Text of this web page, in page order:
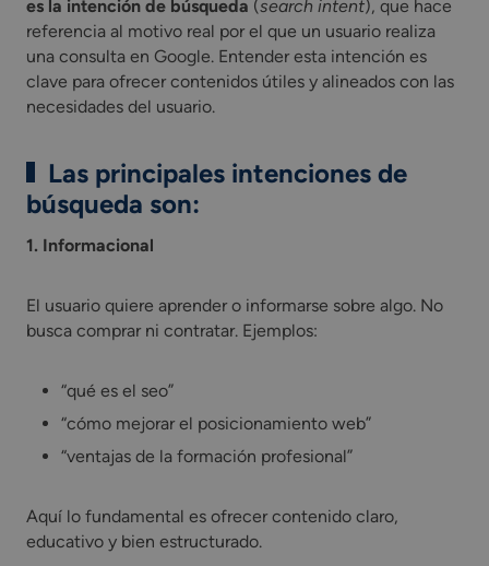
es la intención de búsqueda (search intent), que hace
referencia al motivo real por el que un usuario realiza
una consulta en Google. Entender esta intención es
clave para ofrecer contenidos útiles y alineados con las
necesidades del usuario.
Las principales intenciones de
búsqueda son:
1. Informacional
El usuario quiere aprender o informarse sobre algo. No
busca comprar ni contratar. Ejemplos:
“qué es el seo”
“cómo mejorar el posicionamiento web”
“ventajas de la formación profesional”
Aquí lo fundamental es ofrecer contenido claro,
educativo y bien estructurado.